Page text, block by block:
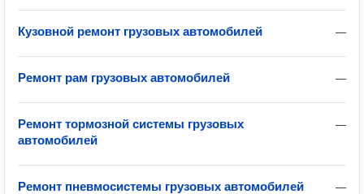
—
Кузовной ремонт грузовых автомобилей
—
Ремонт рам грузовых автомобилей
—
Ремонт тормозной системы грузовых
автомобилей
—
Ремонт пневмосистемы грузовых автомобилей